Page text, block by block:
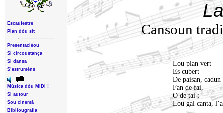
Escaufestre
Plan dòu sit
Presentaciéou
Si circoustança
Si dansa
S’estrumèns
Mùsica dòu MIDI !
Si autour
Sou cinemà
Bibliougrafìa
Cansoun
Lou plan vert
Es cubert
De paisan,
Fan de fai,
O de tai ;
Lou gal canta,